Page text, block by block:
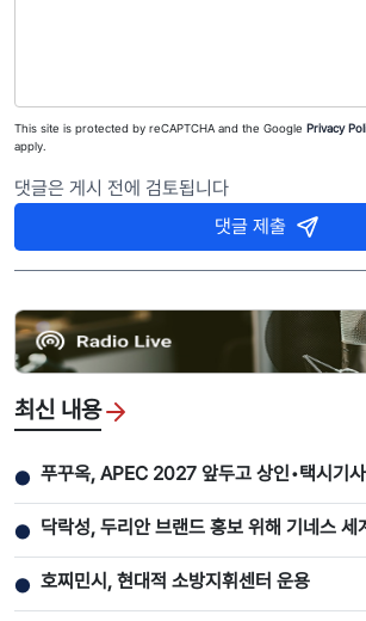
This site is protected by reCAPTCHA and the Google Privacy
apply.
댓글은 게시 전에 검토됩니다
댓글 제출
최신 내용
● 푸꾸옥, APEC 2027 앞두고 상인•택시기
● 닥락성, 두리안 브랜드 홍보 위해 기네스 세
● 호찌민시, 현대적 소방지휘센터 운용